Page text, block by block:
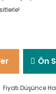
Ön
Fiyatı Düşünce